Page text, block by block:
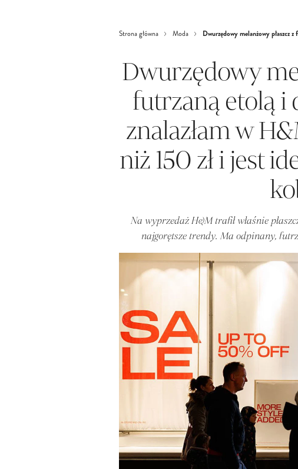
Strona główna Moda Dwurzędowy melanżowy płaszcz
Dwurzędowy
futrzaną etolą i
znalazłam w
niż 150 zł i jest
Na wyprzedaż H&M trafił właśnie
najgorętsze trendy. Ma odpinany,